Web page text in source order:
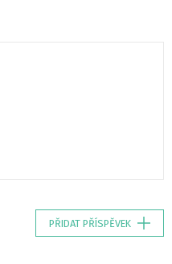
PŘIDAT PŘÍSPĚVEK